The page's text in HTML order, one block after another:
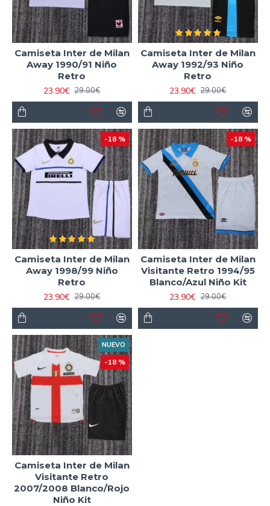
Camiseta Inter de Milan
Away 1990/91 Niño
Retro
23.90€ 29.00€
Camiseta Inter de Milan
Away 1992/93 Niño
Retro
23.90€ 29.00€
-18 %
Camiseta Inter de Milan
Away 1998/99 Niño
Retro
23.90€ 29.00€
-18 %
Camiseta Inter de Milan
Visitante Retro 1994/95
Blanco/Azul Niño Kit
23.90€ 29.00€
NUEVO
-18 %
Camiseta Inter de Milan
Visitante Retro
2007/2008 Blanco/Rojo
Niño Kit